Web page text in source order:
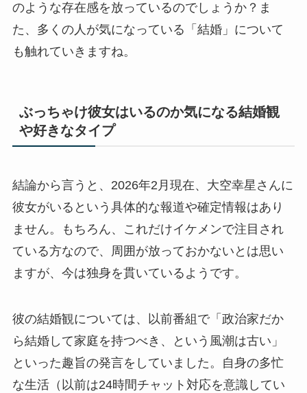
のような存在感を放っているのでしょうか？ま
た、多くの人が気になっている「結婚」について
も触れていきますね。
ぶっちゃけ彼女はいるのか気になる結婚観
や好きなタイプ
結論から言うと、2026年2月現在、大空幸星さんに
彼女がいるという具体的な報道や確定情報はあり
ません。もちろん、これだけイケメンで注目され
ている方なので、周囲が放っておかないとは思い
ますが、今は独身を貫いているようです。
彼の結婚観については、以前番組で「政治家だか
ら結婚して家庭を持つべき、という風潮は古い」
といった趣旨の発言をしていました。自身の多忙
な生活（以前は24時間チャット対応を意識してい